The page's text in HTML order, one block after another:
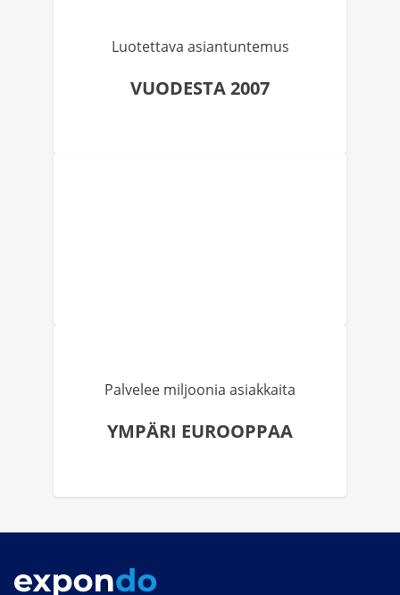
Luotettava asiantuntemus
VUODESTA 2007
Palvelee miljoonia asiakkaita
YMPÄRI EUROOPPAA